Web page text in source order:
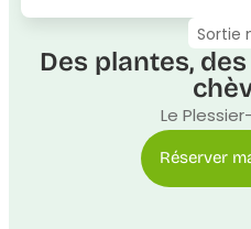
Sortie
Des plantes,
Le
Réserver